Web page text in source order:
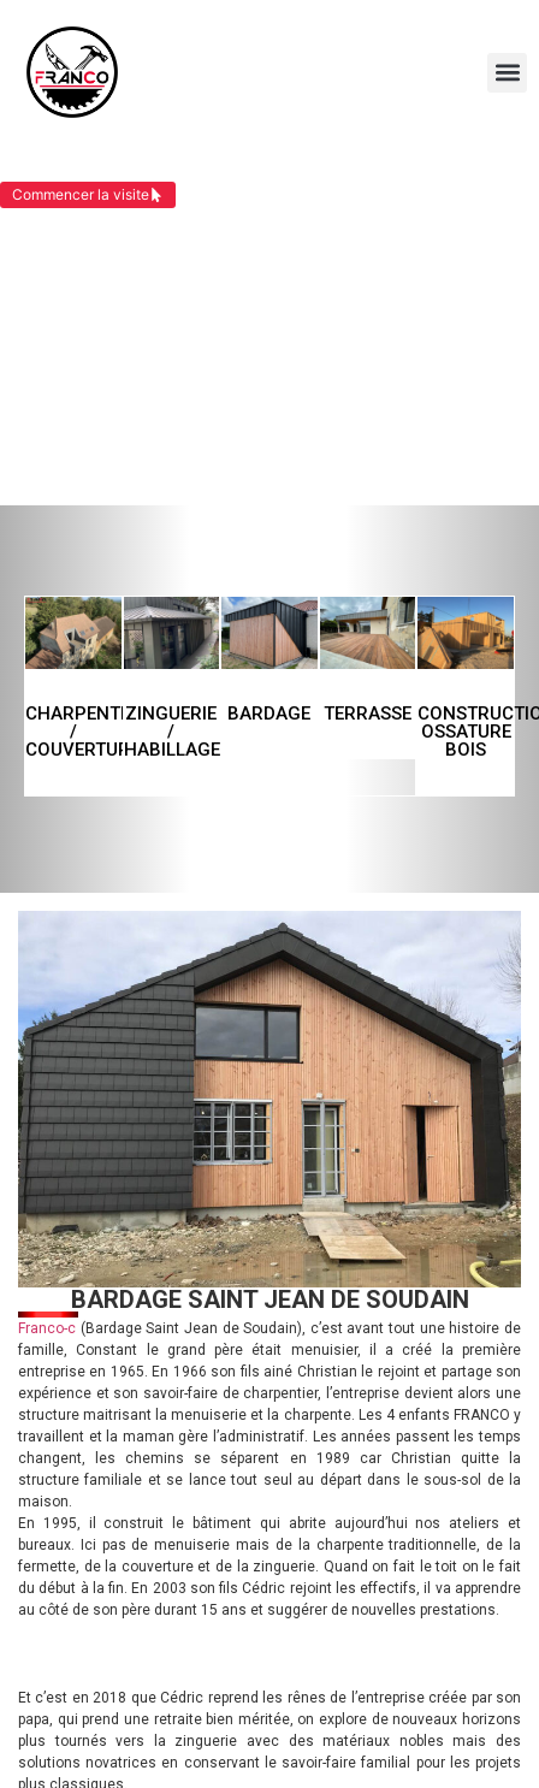
Commencer la visite
CHARPENTE
/
COUVERTURE
ZINGUERIE
/
HABILLAGE
BARDAGE TERRASSE
OSSATURE
BOIS
BARDAGE SAINT JEAN DE SOUDAIN
Franco-c (Bardage Saint Jean de Soudain), c’est avant tout une histoire de
famille, Constant le grand père était menuisier, il a créé la première
entreprise en 1965. En 1966 son fils ainé Christian le rejoint et partage son
expérience et son savoir-faire de charpentier, l’entreprise devient alors une
structure maitrisant la menuiserie et la charpente. Les 4 enfants FRANCO y
travaillent et la maman gère l’administratif. Les années passent les temps
changent, les chemins se séparent en 1989 car Christian quitte la
structure familiale et se lance tout seul au départ dans le sous-sol de la
maison.
En 1995, il construit le bâtiment qui abrite aujourd’hui nos ateliers et
bureaux. Ici pas de menuiserie mais de la charpente traditionnelle, de la
fermette, de la couverture et de la zinguerie. Quand on fait le toit on le fait
du début à la fin. En 2003 son fils Cédric rejoint les effectifs, il va apprendre
au côté de son père durant 15 ans et suggérer de nouvelles prestations.
Et c’est en 2018 que Cédric reprend les rênes de l’entreprise créée par son
papa, qui prend une retraite bien méritée, on explore de nouveaux horizons
plus tournés vers la zinguerie avec des matériaux nobles mais des
solutions novatrices en conservant le savoir-faire familial pour les projets
plus classiques.